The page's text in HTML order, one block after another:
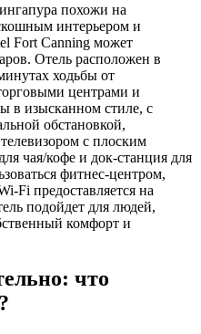
похожи на
интерьером и
Fort Canning может
Отель расположен в
ходьбы от
центрами и
в изысканном стиле, с
обстановкой,
с плоским
чая/кофе и док-станция для
фитнес-центром,
Fi предоставляется на
подойдет для людей,
комфорт и
что